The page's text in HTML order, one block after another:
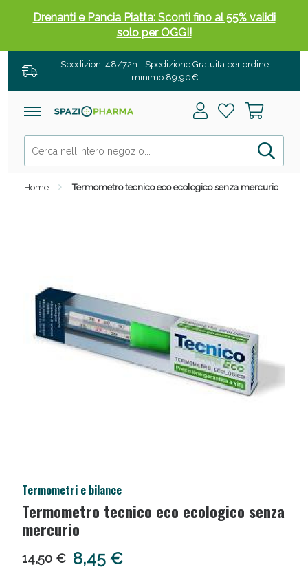
Spedizioni 48/72h - Spedizione Gratuita per ordine
minimo 89,90€
Home Termometro tecnico eco ecologico senza mercurio
Termometri e bilance
Termometro tecnico eco ecologico senza
mercurio
14,50 € 8,45 €
Drenanti e Pancia Piatta: Sconti fino al 55% validi
solo per OGGI!
oggi!